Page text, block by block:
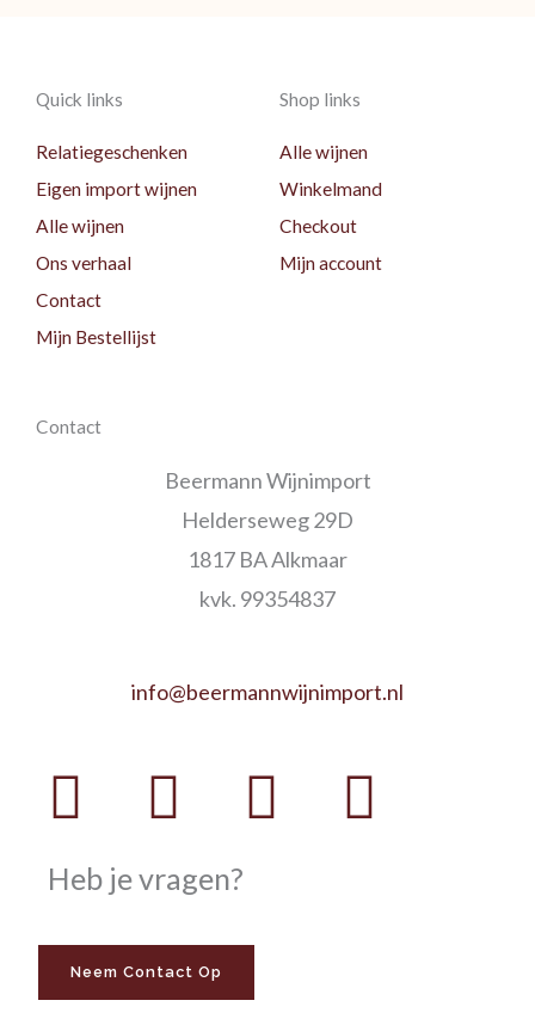
Quick links
Relatiegeschenken
Eigen import wijnen
Alle wijnen
Ons verhaal
Contact
Mijn Bestellijst
Shop links
Alle wijnen
Winkelmand
Checkout
Mijn account
Contact
Beermann Wijnimport
Helderseweg 29D
1817 BA Alkmaar
kvk. 99354837
info@beermannwijnimport.nl
Facebook
Twitter
Youtube
Heb je vragen?
Neem Contact Op